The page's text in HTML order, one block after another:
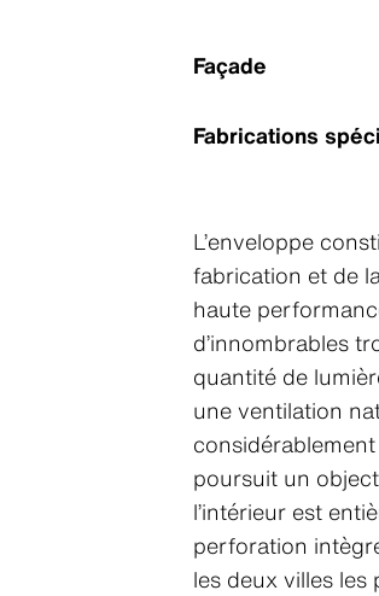
Façade
Fabrications
L’enveloppe
fabrication et de
haute
d’innombrables
quantité de
une ventilation
poursuit un
l’intérieur est
perforation
les deux villes les